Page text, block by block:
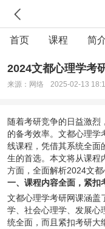
首页 课程 简
2024文都心理学考
来源：网络 2025-02-13
随着考研竞争的日益激烈
的备考效率。文都心理学
线课程，凭借其系统全面
生的首选。本文将从课程
方面，全面解析2024文都
一、课程内容全面，紧扣
文都心理学考研网课涵盖
学、社会心理学、发展心
统全面，而且紧扣考研大